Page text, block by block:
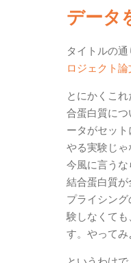
データ
タイトルの
ロジェクト論
とにかくこ
合蛋白質に
ータがセッ
やる実験じゃ
今風に言う
結合蛋白質
プライシン
験しなくて
す。やってみ